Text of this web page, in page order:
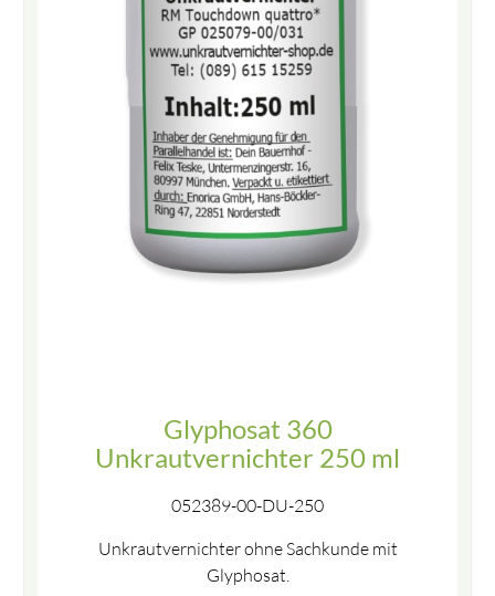
Glyphosat 360
Unkrautvernichter 250 ml
052389-00-DU-250
Unkrautvernichter ohne Sachkunde mit
Glyphosat.